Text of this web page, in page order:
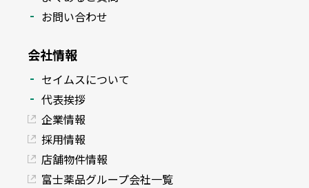
お問い合わせ
会社情報
セイムスについて
代表挨拶
企業情報
採用情報
店舗物件情報
富士薬品グループ会社一覧